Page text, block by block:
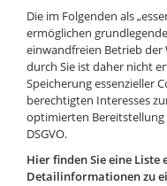
Die im Folgenden als
ermöglichen
einwandfreien Betrieb der
durch Sie ist daher nicht
Speicherung essenzieller
berechtigten Interesses
optimierten Bereitstellung
DSGVO.
Hier finden Sie eine Liste
Detailinformationen zu